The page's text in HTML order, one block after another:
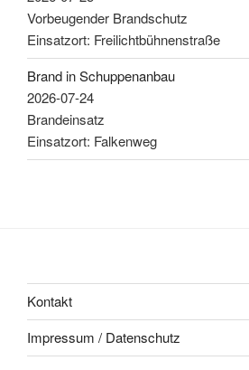
Vorbeugender Brandschutz
Einsatzort: Freilichtbühnenstraße
Brand in Schuppenanbau
2026-07-24
Brandeinsatz
Einsatzort: Falkenweg
Kontakt
Impressum / Datenschutz